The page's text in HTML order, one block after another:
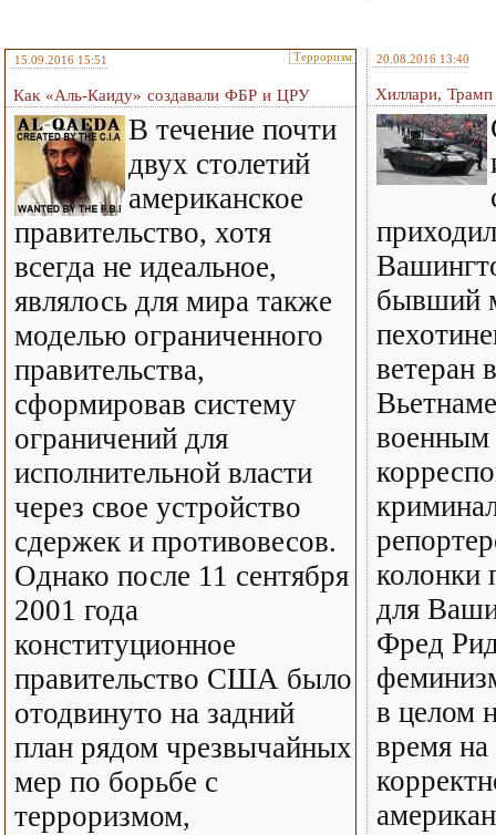
15.09.2016 15:51 Терроризм
Как «Аль-Каиду» создавали ФБР и ЦРУ
В течение почти
двух столетий
американское
правительство, хотя
всегда не идеальное,
являлось для мира также
моделью ограниченного
правительства,
сформировав систему
ограничений для
исполнительной власти
через свое устройство
сдержек и противовесов.
Однако после 11 сентября
2001 года
конституционное
правительство США было
отодвинуто на задний
план рядом чрезвычайных
мер по борьбе с
терроризмом,
20.08.2016 13:40
Хиллари,
бывший
ветеран
военным
колонки
для
Фред
в целом
время